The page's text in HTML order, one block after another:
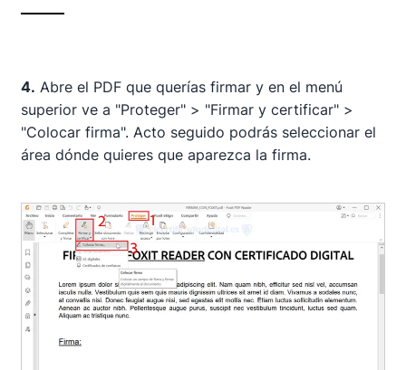
4. Abre el PDF que querías firmar y en el menú
superior ve a "Proteger" > "Firmar y certificar" >
"Colocar firma". Acto seguido podrás seleccionar el
área dónde quieres que aparezca la firma.